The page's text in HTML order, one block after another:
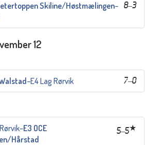
8–3
Skiline/Høstmælingen–
12
7–0
–E4 Lag Rørvik
5–5
–E3 OCE
Hårstad